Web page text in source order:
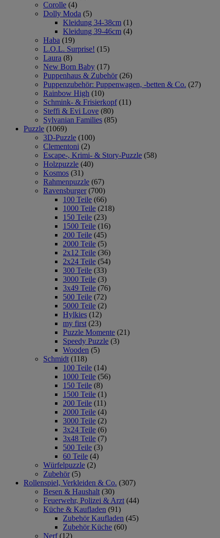
Corolle (4)
Dolly Moda (5)
Kleidung 34-38cm (1)
Kleidung 39-46cm (4)
Haba (19)
L.O.L. Surprise! (15)
Laura (8)
New Born Baby (17)
Puppenhaus & Zubehör (26)
Puppenzubehör: Puppenwagen, -betten & Co. (27)
Rainbow High (10)
Schmink- & Frisierkopf (11)
Steffi & Evi Love (80)
Sylvanian Families (85)
Puzzle (1069)
3D-Puzzle (100)
Clementoni (2)
Escape-, Krimi- & Story-Puzzle (58)
Holzpuzzle (40)
Kosmos (31)
Rahmenpuzzle (67)
Ravensburger (700)
100 Teile (66)
1000 Teile (218)
150 Teile (23)
1500 Teile (16)
200 Teile (45)
2000 Teile (5)
2x12 Teile (36)
2x24 Teile (54)
300 Teile (33)
3000 Teile (3)
3x49 Teile (76)
500 Teile (72)
5000 Teile (2)
Hylkies (12)
my first (23)
Puzzle Momente (21)
Speedy Puzzle (3)
Wooden (5)
Schmidt (118)
100 Teile (14)
1000 Teile (56)
150 Teile (8)
1500 Teile (1)
200 Teile (11)
2000 Teile (4)
3000 Teile (2)
3x24 Teile (6)
3x48 Teile (7)
500 Teile (3)
60 Teile (4)
Würfelpuzzle (2)
Zubehör (5)
Rollenspiel, Verkleiden & Co. (307)
Besen & Haushalt (30)
Feuerwehr, Polizei & Arzt (44)
Küche & Kaufladen (91)
Zubehör Kaufladen (45)
Zubehör Küche (60)
Nerf (12)